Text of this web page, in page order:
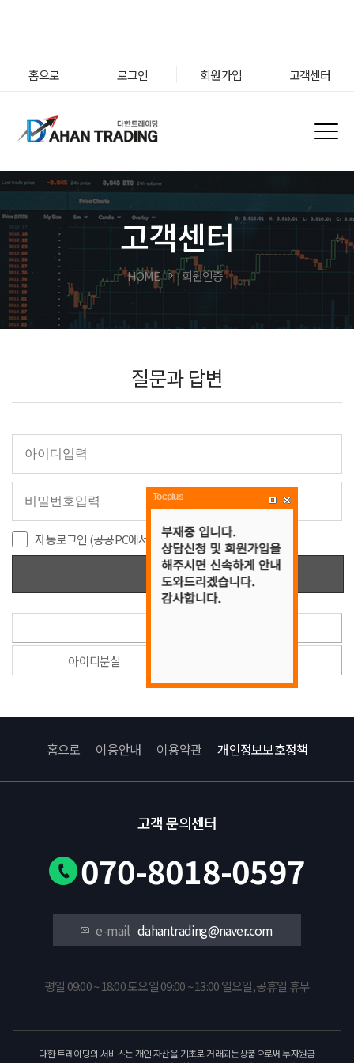
홈으로 로그인 회원가입 고객센터
고객센터
HOME 회원인증
질문과 답변
자동로그인 (공공PC에서는 사용을 제한해주세요.)
로그인
아이디분실
홈으로 이용안내 이용약관 개인정보보호정책
고객 문의센터
070-8018-0597
e-maildahantrading@naver.com
평일 09:00 ~ 18:00 토요일 09:00 ~ 13:00 일요일,공휴일 휴무
Tocplus